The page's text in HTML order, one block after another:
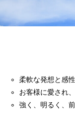
柔軟な発想と感
お客様に愛され
強く、明るく、